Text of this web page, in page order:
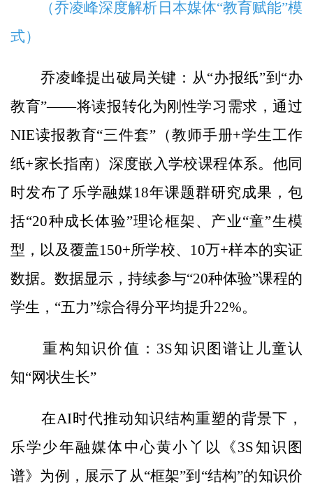
（乔凌峰深度解析日本媒体“教育赋能”模
式）
乔凌峰提出破局关键：从“办报纸”到“办
教育”——将读报转化为刚性学习需求，通过
NIE读报教育“三件套”（教师手册+学生工作
纸+家长指南）深度嵌入学校课程体系。他同
时发布了乐学融媒18年课题群研究成果，包
括“20种成长体验”理论框架、产业“童”生模
型，以及覆盖150+所学校、10万+样本的实证
数据。数据显示，持续参与“20种体验”课程的
学生，“五力”综合得分平均提升22%。
重构知识价值：3S知识图谱让儿童认
知“网状生长”
在AI时代推动知识结构重塑的背景下，
乐学少年融媒体中心黄小丫以《3S知识图
谱》为例，展示了从“框架”到“结构”的知识价